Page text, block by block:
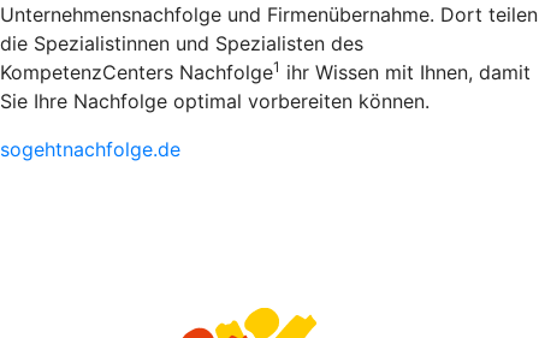
Unternehmensnachfolge und Firmenübernahme. Dort teilen
die Spezialistinnen und Spezialisten des
KompetenzCenters Nachfolge1 ihr Wissen mit Ihnen, damit
Sie Ihre Nachfolge optimal vorbereiten können.
sogehtnachfolge.de